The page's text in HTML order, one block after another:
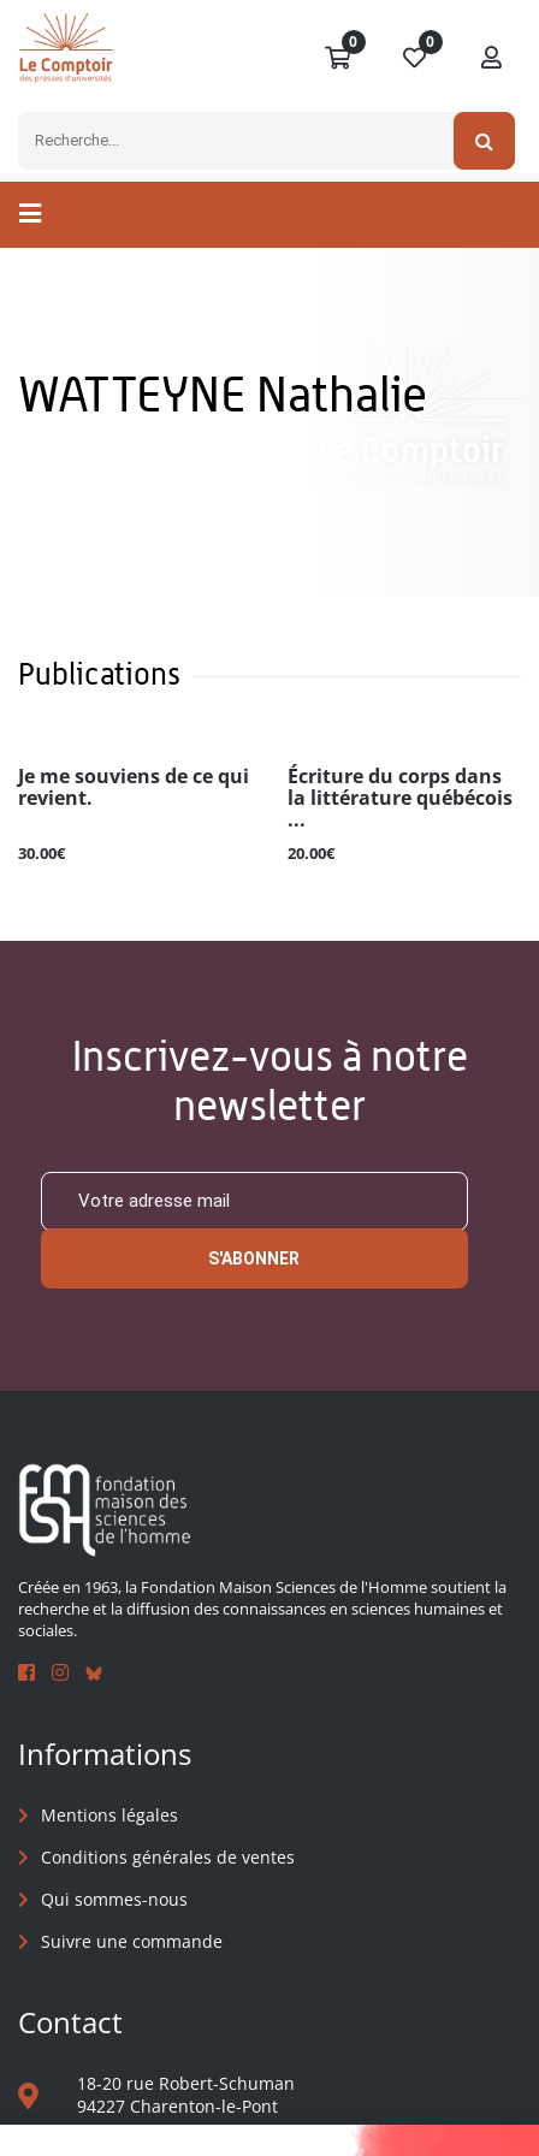
0 0
WATTEYNE Nathalie
Publications
Je me souviens de ce qui
revient.
30.00€
Écriture du corps dans
la littérature québécois
...
20.00€
Inscrivez-vous à notre
newsletter
S'ABONNER
Créée en 1963, la Fondation Maison Sciences de l'Homme soutient la
recherche et la diffusion des connaissances en sciences humaines et
sociales.
Informations
Mentions légales
Conditions générales de ventes
Qui sommes-nous
Suivre une commande
Contact
18-20 rue Robert-Schuman
94227 Charenton-le-Pont